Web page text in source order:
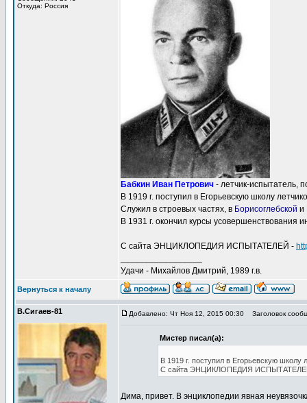
Откуда: Россия
Бабкин Иван Петрович - летчик-испытатель,
В 1919 г. поступил в Егорьевскую школу
Служил в строевых частях, в Борисоглебской и
В 1931 г. окончил курсы усовершенствования
С сайта ЭНЦИКЛОПЕДИЯ ИСПЫТАТЕЛЕЙ -
Удачи - Михайлов Дмитрий, 1989 г.в.
Вернуться к началу
В.Сигаев-81 Добавлено: Чт Ноя 12, 2015 00:30 Заголовок
Мистер писал(а):
В 1919 г. поступил в Егорьевскую
С сайта ЭНЦИКЛОПЕДИЯ
Дима, привет. В энциклопедии явная